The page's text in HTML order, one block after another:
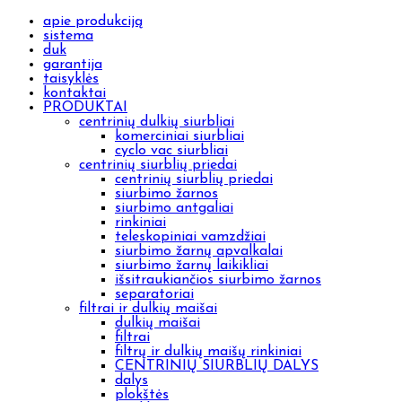
apie produkciją
sistema
duk
garantija
taisyklės
kontaktai
PRODUKTAI
centrinių dulkių siurbliai
komerciniai siurbliai
cyclo vac siurbliai
centrinių siurblių priedai
centrinių siurblių priedai
siurbimo žarnos
siurbimo antgaliai
rinkiniai
teleskopiniai vamzdžiai
siurbimo žarnų apvalkalai
siurbimo žarnų laikikliai
išsitraukiančios siurbimo žarnos
separatoriai
filtrai ir dulkių maišai
dulkių maišai
filtrai
filtrų ir dulkių maišų rinkiniai
CENTRINIŲ SIURBLIŲ DALYS
dalys
plokštės